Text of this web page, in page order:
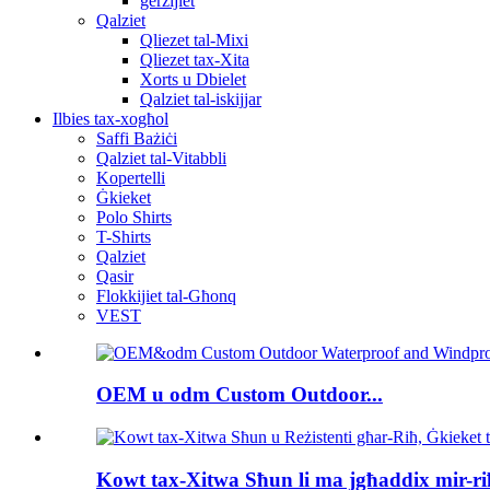
Qalziet
Qliezet tal-Mixi
Qliezet tax-Xita
Xorts u Dbielet
Qalziet tal-iskijjar
Ilbies tax-xogħol
Saffi Bażiċi
Qalziet tal-Vitabbli
Kopertelli
Ġkieket
Polo Shirts
T-Shirts
Qalziet
Qasir
Flokkijiet tal-Għonq
VEST
OEM u odm Custom Outdoor...
Kowt tax-Xitwa Sħun li ma jgħaddix mir-